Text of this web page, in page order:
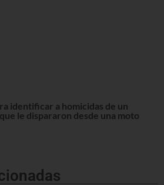
identificar a homicidas de un
le dispararon desde una moto